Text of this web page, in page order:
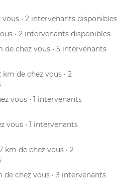
vous • 2 intervenants disponibles
• 2 intervenants disponibles
de chez vous • 5 intervenants
km de chez vous • 2
vous • 1 intervenants
vous • 1 intervenants
km de chez vous • 2
de chez vous • 3 intervenants